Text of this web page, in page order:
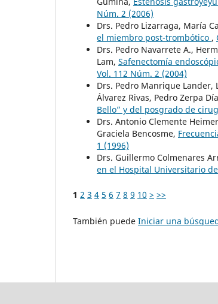
Núm. 2 (2006)
Drs. Pedro Lizarraga, María
el miembro post-trombótico ,
Drs. Pedro Navarrete A.,
Lam, Safenectomía
Vol. 112 Núm. 2 (2004)
Drs. Pedro Manrique Lander,
Álvarez Rivas, Pedro Zerpa
Bello” y del posgrado de
Drs. Antonio Clemente
Graciela Bencosme,
1 (1996)
Drs. Guillermo Colmenares
en el Hospital Universitario de
1 2 3 4 5 6 7 8 9 10 > >>
También puede Iniciar una